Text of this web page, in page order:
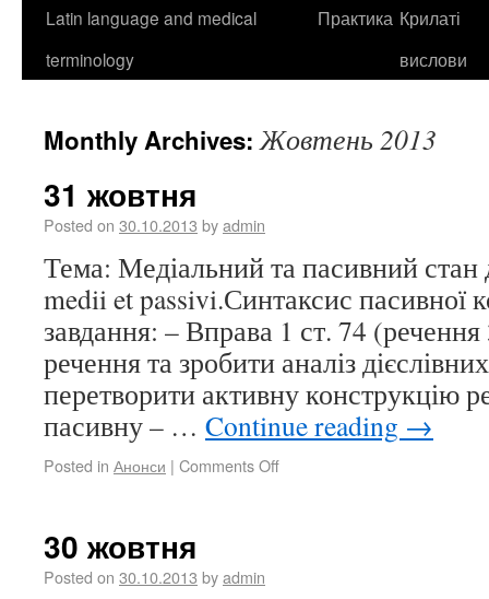
Latin language and medical
terminology
Практика Крилаті
вислови
Monthly Archives:Жовтень 2013
31 жовтня
Posted on 30.10.2013 byadmin
Тема: Медіальний та пасивний стан
medii et passivi.Синтаксис пасивної
завдання: – Вправа 1 ст. 74
речення та зробити аналіз
перетворити активну конструкцію
пасивну – … Continue reading →
Posted in Анонси | Comments Off
30 жовтня
Posted on 30.10.2013 byadmin